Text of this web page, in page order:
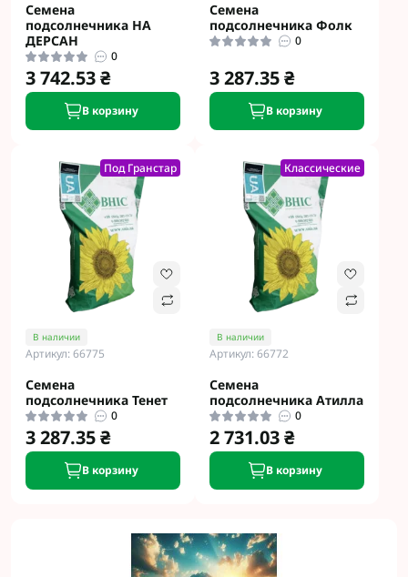
Семена
подсолнечника НА
ДЕРСАН
0
3 742.53 ₴
В корзину
Семена
подсолнечника Фолк
0
3 287.35 ₴
В корзину
Под Гранстар
В наличии
Артикул: 66775
Семена
подсолнечника Тенет
0
3 287.35 ₴
В корзину
Классические
В наличии
Артикул: 66772
Семена
подсолнечника Атилла
0
2 731.03 ₴
В корзину